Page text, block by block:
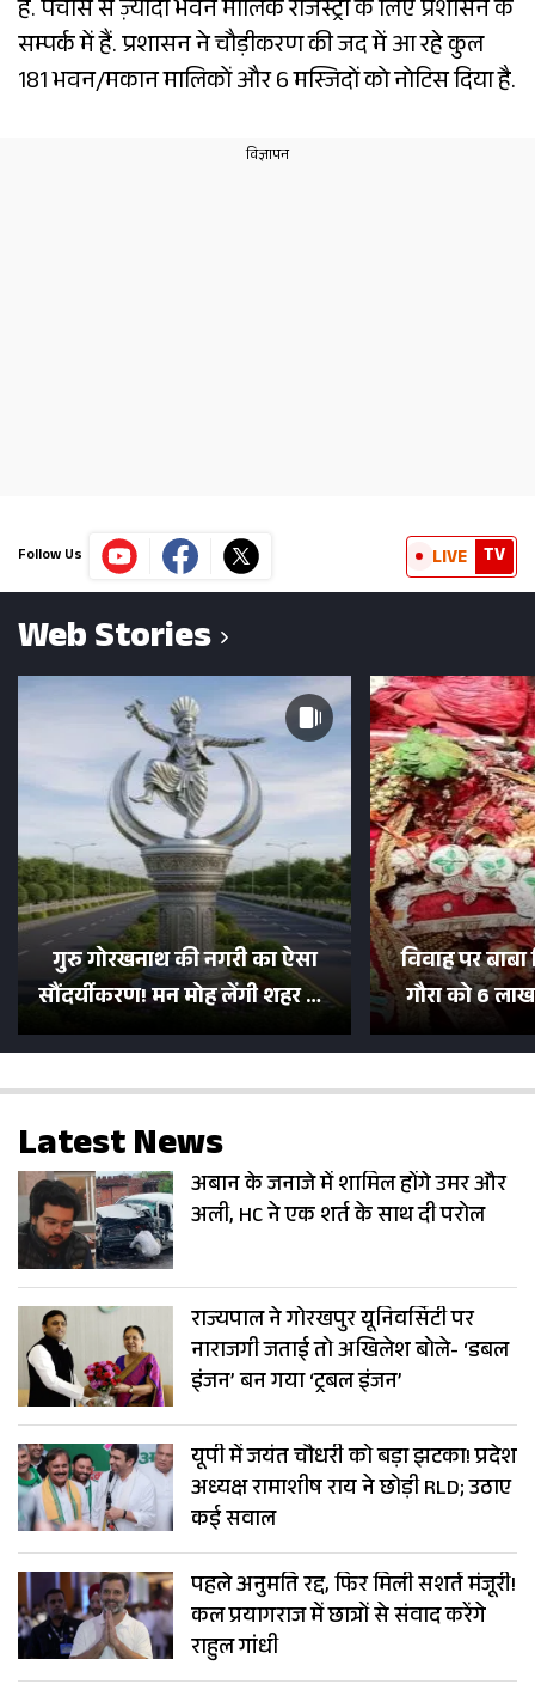
है. पचीस से ज़्यादा भवन मालिक रजिस्ट्री के लिए प्रशासन के
सम्पर्क में हैं. प्रशासन ने चौड़ीकरण की जद में आ रहे कुल
181 भवन/मकान मालिकों और 6 मस्जिदों को नोटिस दिया है.
Follow Us LIVE TV
Web Stories
गुरु गोरखनाथ की नगरी का ऐसा
सौंदर्यीकरण! मन मोह लेंगी शहर की
सड़कें; देखें Photos
विवाह पर
गौरा को 6
500 भक्तों
Latest News
अबान के जनाजे में शामिल होंगे उमर और
अली, HC ने एक शर्त के साथ दी परोल
राज्यपाल ने गोरखपुर यूनिवर्सिटी पर
नाराजगी जताई तो अखिलेश बोले- ‘डबल
इंजन’ बन गया ‘ट्रबल इंजन’
यूपी में जयंत चौधरी को बड़ा झटका! प्रदेश
अध्यक्ष रामाशीष राय ने छोड़ी RLD; उठाए
कई सवाल
पहले अनुमति रद्द, फिर मिली सशर्त मंजूरी!
कल प्रयागराज में छात्रों से संवाद करेंगे
राहुल गांधी